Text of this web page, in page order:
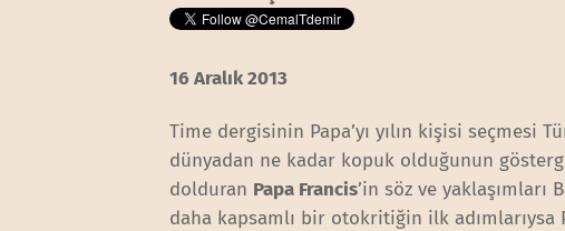
16 Aralık 2013
Time dergisinin Papa’yı yılın kişisi seçmesi
dünyadan ne kadar kopuk olduğunun
dolduran Papa Francis’in söz ve
daha kapsamlı bir otokritiğin ilk adımlarıysa